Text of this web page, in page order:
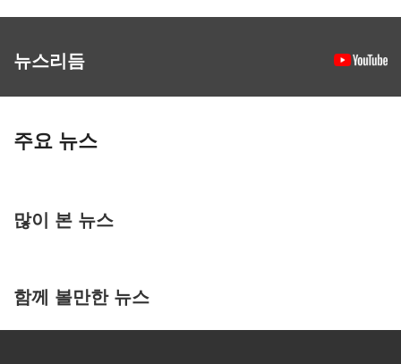
뉴스리듬
주요 뉴스
많이 본 뉴스
함께 볼만한 뉴스